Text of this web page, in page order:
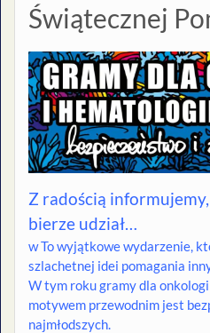
Świątecznej
Z radością informujemy,
bierze udział…
w To wyjątkowe wydarzenie,
szlachetnej idei pomagania
W tym roku gramy dla
motywem przewodnim jest
najmłodszych.